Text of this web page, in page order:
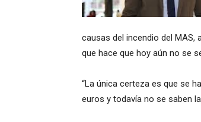
causas del incendio del MAS,
que hace que hoy aún no se
“La única certeza es que se
euros y todavía no se saben